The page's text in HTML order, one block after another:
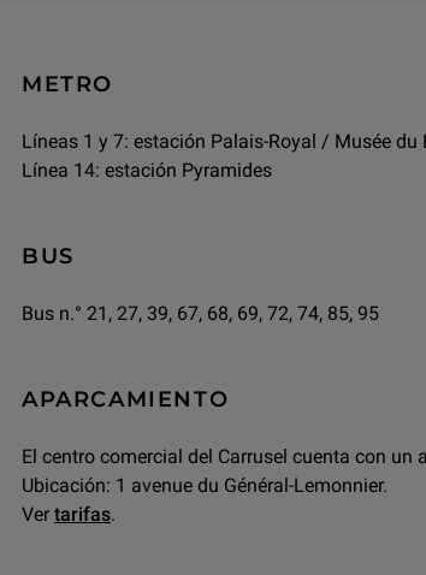
METRO
Líneas 1 y 7: estación Palais-Royal / Musée du
Línea 14: estación Pyramides
BUS
Bus n.° 21, 27, 39, 67, 68, 69, 72, 74, 85, 95
APARCAMIENTO
El centro comercial del Carrusel cuenta con un
Ubicación: 1 avenue du Général-Lemonnier.
Ver tarifas.